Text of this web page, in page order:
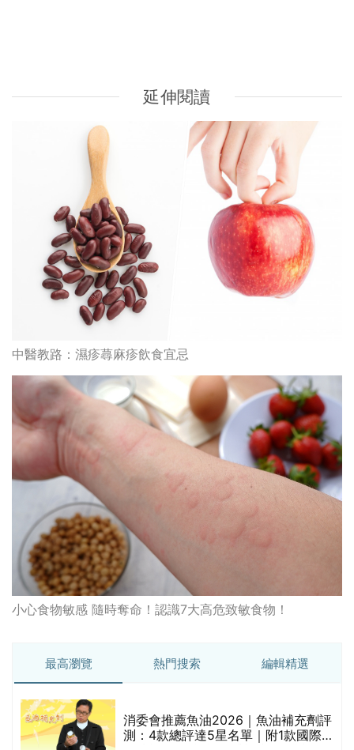
中醫教路：濕疹蕁麻疹飲食宜忌
小心食物敏感 隨時奪命！認識7大高危致敏食物！
最高瀏覽 熱門搜索 編輯精選
消委會推薦魚油2026｜魚油補充劑評
測：4款總評達5星名單｜附1款國際
魚油標準5星認證 針對2毒物測試 均
通過消委會標準
消委會推薦食油2026｜50款食油評
測 近6成含基因致癌物｜21款健康煮
食油總評達5星滿分名單(初榨橄欖油/
社區藥房配藥攻略｜社區藥房名單/地
防脫髮洗頭水 | 消委會5星推介！編輯